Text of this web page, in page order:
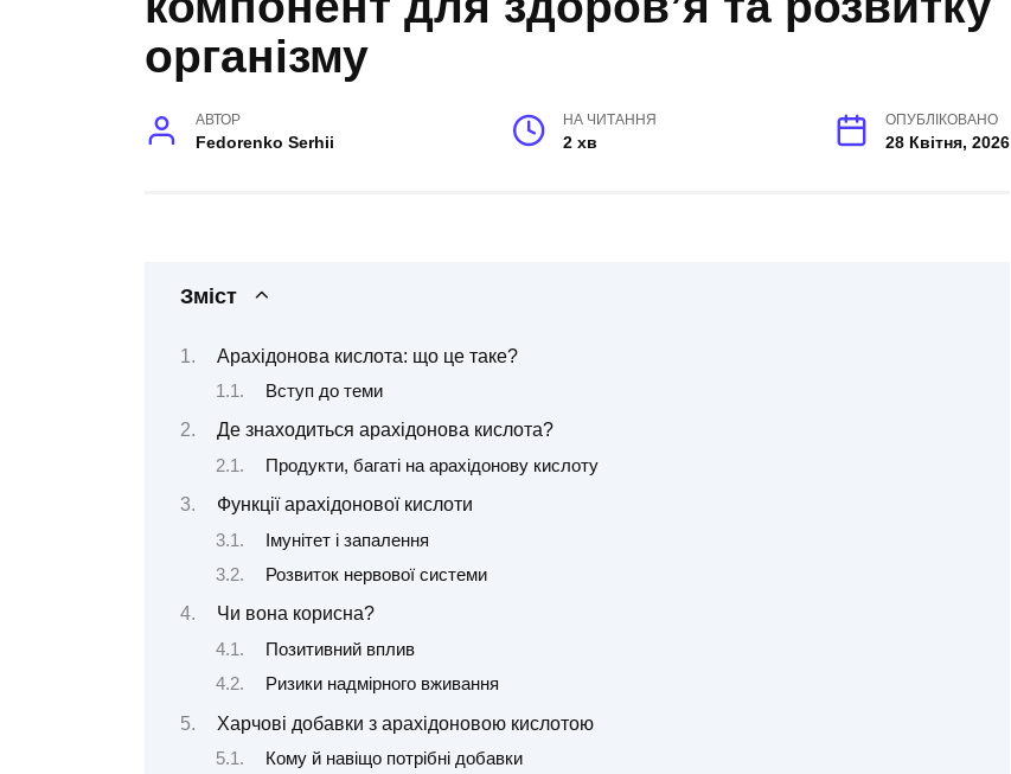
організму
АВТОР
Fedorenko Serhii
НА ЧИТАННЯ
2 хв
ОПУБЛІКОВАНО
28 Квітня, 2026
Зміст
Арахідонова кислота: що це таке?
Вступ до теми
Де знаходиться арахідонова кислота?
Продукти, багаті на арахідонову кислоту
Функції арахідонової кислоти
Імунітет і запалення
Розвиток нервової системи
Чи вона корисна?
Позитивний вплив
Ризики надмірного вживання
Харчові добавки з арахідоновою кислотою
Кому й навіщо потрібні добавки